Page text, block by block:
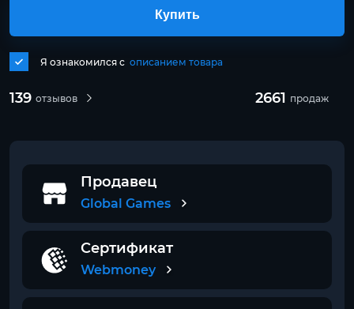
139 отзывов 2661 продаж
Я ознакомился с описанием товара
Купить
Продавец
Global Games
Сертификат
Webmoney